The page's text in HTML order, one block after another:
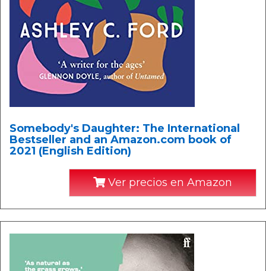
Somebody's Daughter: The International
Bestseller and an Amazon.com book of
2021 (English Edition)
Ver precios en Amazon